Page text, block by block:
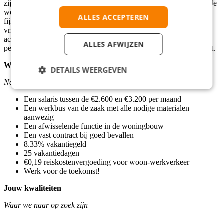
zijn en de communicatie strak verloopt. Medewerkers staan op 1. Je
werk is tenslotte een groot deel van je dagelijks leven, dus wel zo
fijn dat je er goed op je plek zit. Los van de gezellige
vrijdagmiddagborrels wordt er een aantal keer per jaar gave
activiteiten georganiseerd met het hele team:
personeelsfeest/activiteit, bouwvakborrel en een eindejaar activiteit.
Wat we jou bieden
Naast persoonlijk contact
Een salaris tussen de €2.600 en €3.200 per maand
Een werkbus van de zaak met alle nodige materialen
aanwezig
Een afwisselende functie in de woningbouw
Een vast contract bij goed bevallen
8.33% vakantiegeld
25 vakantiedagen
€0,19 reiskostenvergoeding voor woon-werkverkeer
Werk voor de toekomst!
Jouw kwaliteiten
Waar we naar op zoek zijn
ALLES ACCEPTEREN
ALLES AFWIJZEN
DETAILS WEERGEVEN